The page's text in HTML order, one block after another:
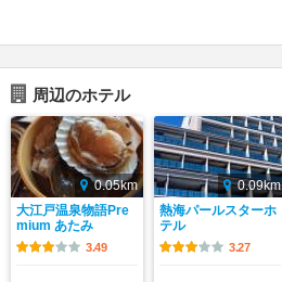
周辺のホテル
0.05km
大江戸温泉物語Pre
mium あたみ
3.49
0.09km
熱海パールスターホ
テル
3.27